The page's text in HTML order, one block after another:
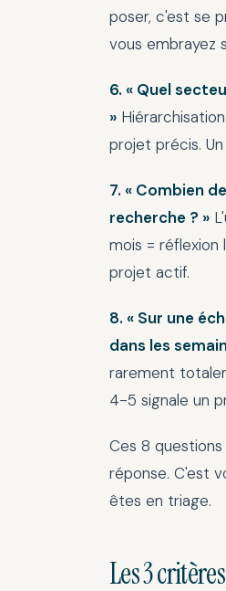
poser, c'est se
vous embrayez
6. « Quel
»
projet précis.
7. « Combien
recherche ? »
mois = réflexion
projet actif.
8. « Sur une
dans les
rarement
4-5 signale un
Ces 8
réponse. C'est
êtes en triage.
Les 3